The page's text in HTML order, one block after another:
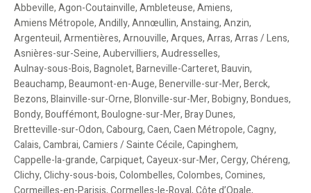
Abbeville,Agon-Coutainville,Ambleteuse,Amiens,
Amiens Métropole,Andilly,Annœullin,Anstaing,Anzin,
Argenteuil,Armentières,Arnouville,Arques,Arras,Arras / Lens,
Asnières-sur-Seine,Aubervilliers,Audresselles,
Aulnay-sous-Bois,Bagnolet,Barneville-Carteret,Bauvin,
Beauchamp,Beaumont-en-Auge,Benerville-sur-Mer,Berck,
Bezons,Blainville-sur-Orne,Blonville-sur-Mer,Bobigny,Bondues,
Bondy,Bouffémont,Boulogne-sur-Mer,Bray Dunes,
Bretteville-sur-Odon,Cabourg,Caen,Caen Métropole,Cagny,
Calais,Cambrai,Camiers / Sainte Cécile,Capinghem,
Cappelle-la-grande,Carpiquet,Cayeux-sur-Mer,Cergy,Chéreng,
Clichy,Clichy-sous-bois,Colombelles,Colombes,Comines,